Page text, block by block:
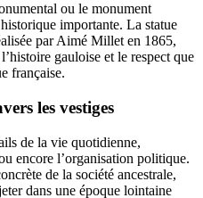
ou le monument
importante. La statue
par Aimé Millet en 1865,
gauloise et le respect que
française.
les vestiges
de la vie quotidienne,
encore l’organisation politique.
de la société ancestrale,
dans une époque lointaine